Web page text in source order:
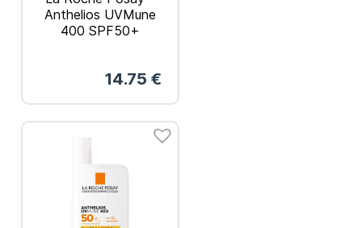
Anthelios UVMune
400 SPF50+
με Χρώμα 50ml
14.75 €